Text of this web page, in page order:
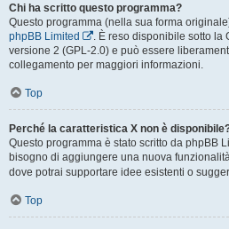
Chi ha scritto questo programma?
Questo programma (nella sua forma
phpBB Limited
. È reso disponibile sotto
versione 2 (GPL-2.0) e può essere
collegamento per maggiori informazioni.
Top
Perché la caratteristica X non è
Questo programma è stato scritto da phpBB
bisogno di aggiungere una nuova
dove potrai supportare idee esistenti o
Top